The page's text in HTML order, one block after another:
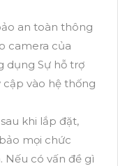
an toàn thông
camera của
dụng Sự hỗ trợ
vào hệ thống
sau khi lắp đặt,
mọi chức
có vấn đề gì